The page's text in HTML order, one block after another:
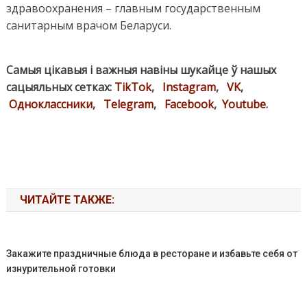
здравоохранения – главным государственным
санитарным врачом Беларуси.
Самыя цікавыя і важныя навіны шукайце ў нашых
сацыяльных сетках: TikTok, Instagram, VK,
Одноклассники, Telegram, Facebook, Youtube.
ЧИТАЙТЕ ТАКЖЕ:
Закажите праздничные блюда в ресторане и избавьте себя от
изнурительной готовки